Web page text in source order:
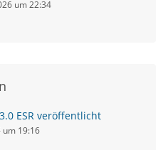
um 22:34
ESR veröffentlicht
um 19:16